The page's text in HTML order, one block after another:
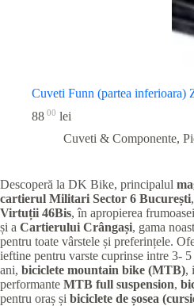
Cuveti Funn (partea inferioara)
88 00 lei
Cuveti & Componente,
Descoperă la DK Bike, principalul
cartierul Militari Sector 6 București
Virtuții 46Bis, în apropierea
și a Cartierului Crângași, gama
pentru toate vârstele și preferințele.
ieftine pentru varste cuprinse intre 3-
ani, biciclete mountain bike (MTB),
performante MTB full suspension,
pentru oraș și biciclete de șosea